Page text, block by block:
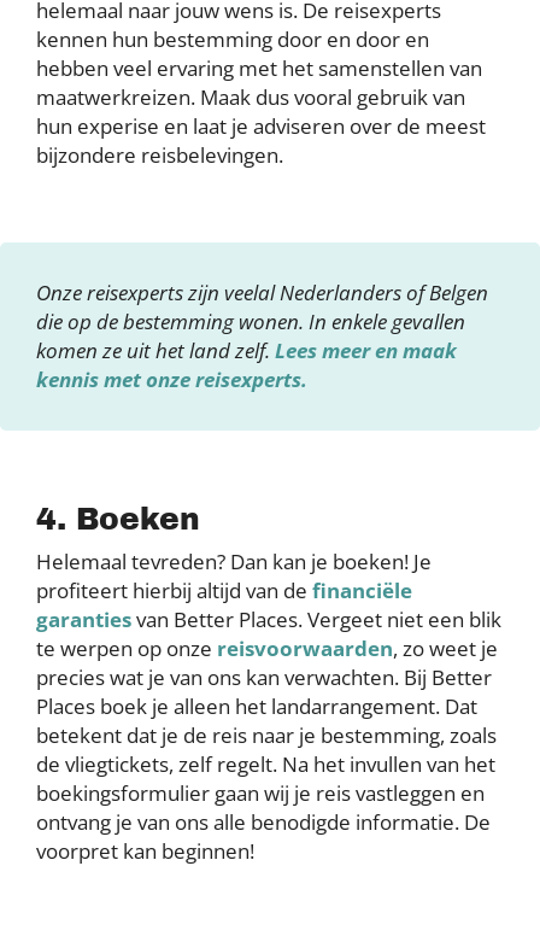
helemaal naar jouw wens is. De reisexperts
kennen hun bestemming door en door en
hebben veel ervaring met het samenstellen van
maatwerkreizen. Maak dus vooral gebruik van
hun experise en laat je adviseren over de meest
bijzondere reisbelevingen.
Onze reisexperts zijn veelal Nederlanders of Belgen
die op de bestemming wonen. In enkele gevallen
komen ze uit het land zelf. Lees meer en maak
kennis met onze reisexperts.
4. Boeken
Helemaal tevreden? Dan kan je boeken! Je
profiteert hierbij altijd van de financiële
garantiesvan Better Places. Vergeet niet een blik
te werpen op onze reisvoorwaarden, zo weet je
precies wat je van ons kan verwachten. Bij Better
Places boek je alleen het landarrangement. Dat
betekent dat je de reis naar je bestemming, zoals
de vliegtickets, zelf regelt. Na het invullen van het
boekingsformulier gaan wij je reis vastleggen en
ontvang je van ons alle benodigde informatie. De
voorpret kan beginnen!